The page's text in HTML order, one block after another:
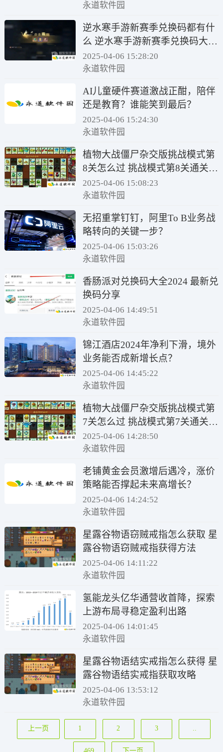
永道软件园
逆水寒手游新赛季兑换码都有什
么 逆水寒手游新赛季兑换码大全
2024
2025-04-06 15:28:20
永道软件园
AI儿童硬件赛道激战正酣，陪伴
还是教育？谁能笑到最后？
2025-04-06 15:24:30
永道软件园
植物大战僵尸杂交版挑战模式第
8关怎么过 挑战模式第8关通关方
案
2025-04-06 15:08:23
永道软件园
无招重掌钉钉，阿里To B业务战
略转向的关键一步？
2025-04-06 15:03:26
永道软件园
香肠派对兑换码大全2024 最新兑
换码分享
2025-04-06 14:49:51
永道软件园
锦江酒店2024年净利下滑，境外
业务能否成新增长点？
2025-04-06 14:45:22
永道软件园
植物大战僵尸杂交版挑战模式第
7关怎么过 挑战模式第7关通关流
程
2025-04-06 14:28:50
永道软件园
老铺黄金会员激增后遇冷，涨价
策略能否撑起未来高增长？
2025-04-06 14:24:52
永道软件园
星露谷物语窃贼戒指怎么获取 星
露谷物语窃贼戒指获得方法
2025-04-06 14:11:22
永道软件园
氢能龙头亿华通营收首降，探索
上游布局寻稳定盈利出路
2025-04-06 14:01:45
永道软件园
星露谷物语结实戒指怎么获得 星
露谷物语结实戒指获取攻略
2025-04-06 13:53:12
永道软件园
上一页 1 2 3 ..